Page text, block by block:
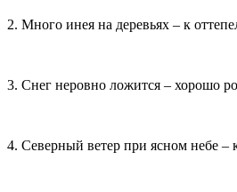
2. Много инея на деревьях – к
3. Снег неровно ложится – хорошо
4. Северный ветер при ясном небе –